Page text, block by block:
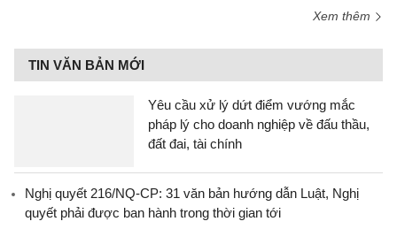
Xem thêm
TIN VĂN BẢN MỚI
Yêu cầu xử lý dứt điểm vướng mắc
pháp lý cho doanh nghiệp về đấu thầu,
đất đai, tài chính
Nghị quyết 216/NQ-CP: 31 văn bản hướng dẫn Luật, Nghị
quyết phải được ban hành trong thời gian tới